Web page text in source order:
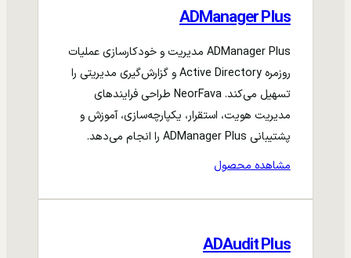
ADManager Plus
ADManager Plus مدیریت و خودکارسازی عملیات
روزمره Active Directory و گزارش‌گیری مدیریتی را
تسهیل می‌کند. NeorFava طراحی فرایندهای
مدیریت هویت، استقرار، یکپارچه‌سازی، آموزش و
پشتیبانی ADManager Plus را انجام می‌دهد.
مشاهده محصول
ADAudit Plus